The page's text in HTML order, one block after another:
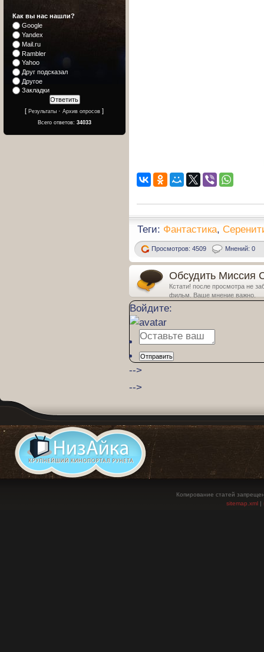
Теги: Фантастика,
Просмотров: 4509 Мнений: 0
Обсудить Миссия
Кстати! после просмотра не
фильм. Ваше мнение важно.
Войдите:
Отправить
-->
-->
Как вы нас нашли?
Google
Yandex
Mail.ru
Rambler
Yahoo
Друг подсказал
Другое
Закладки
[Результаты ·Архив опросов ]
Всего ответов: 34033
Копирование статей
sitemap.xml |